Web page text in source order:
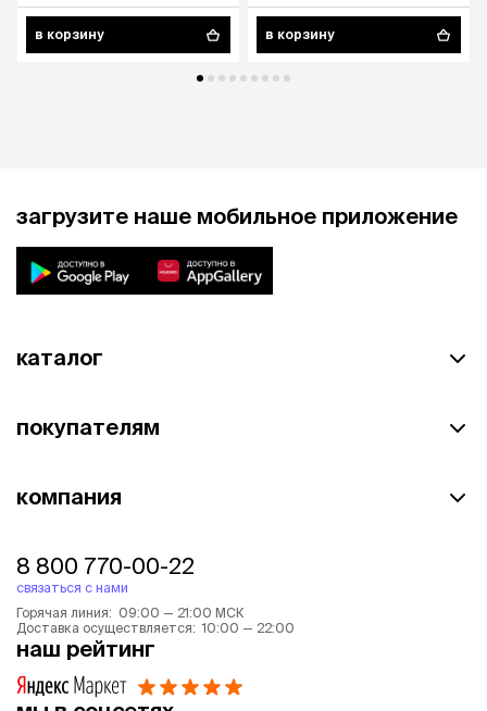
в корзину в корзину
загрузите наше мобильное приложение
каталог
покупателям
компания
8 800 770-00-22
связаться с нами
Горячая линия: 09:00 — 21:00 МСК
Доставка осуществляется: 10:00 — 22:00
наш рейтинг